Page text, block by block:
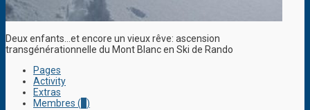
Deux enfants…et encore un vieux rêve: ascension
transgénérationnelle du Mont Blanc en Ski de Rando
Pages
Activity
Extras
Membres ( )